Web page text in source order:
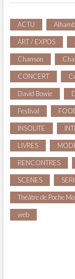
ACTU
ART / EXPOS
Chanson
CONCERT
David Bowie
Festival
INSOLITE
LIVRES
RENCONTRES
SCENES
Théâtre de Poche
web